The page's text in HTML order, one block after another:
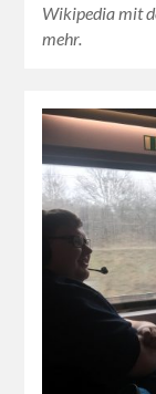
Wikipedia mit
mehr.